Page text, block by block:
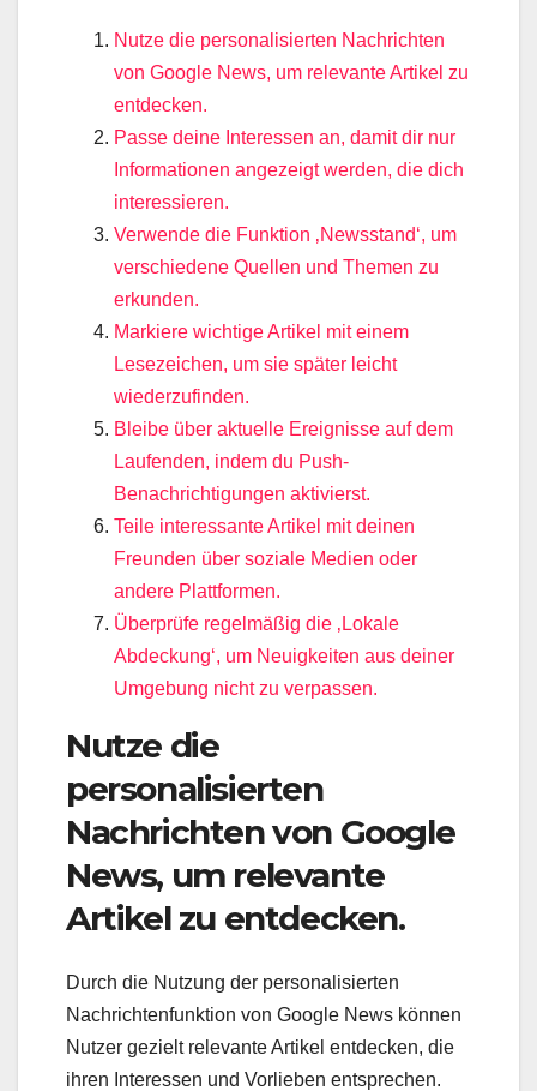
Nutze die personalisierten Nachrichten
von Google News, um relevante Artikel zu
entdecken.
Passe deine Interessen an, damit dir nur
Informationen angezeigt werden, die dich
interessieren.
Verwende die Funktion ‚Newsstand‘, um
verschiedene Quellen und Themen zu
erkunden.
Markiere wichtige Artikel mit einem
Lesezeichen, um sie später leicht
wiederzufinden.
Bleibe über aktuelle Ereignisse auf dem
Laufenden, indem du Push-
Benachrichtigungen aktivierst.
Teile interessante Artikel mit deinen
Freunden über soziale Medien oder
andere Plattformen.
Überprüfe regelmäßig die ‚Lokale
Abdeckung‘, um Neuigkeiten aus deiner
Umgebung nicht zu verpassen.
Nutze die
personalisierten
Nachrichten von Google
News, um relevante
Artikel zu entdecken.
Durch die Nutzung der personalisierten
Nachrichtenfunktion von Google News können
Nutzer gezielt relevante Artikel entdecken, die
ihren Interessen und Vorlieben entsprechen.